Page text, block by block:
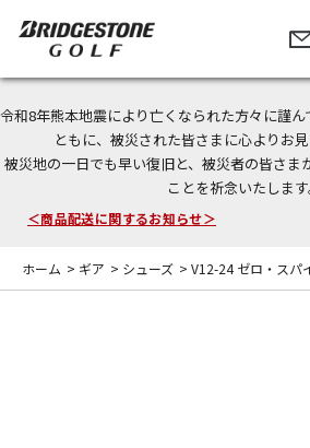
令和8年熊本地震により亡くなられた方々に謹
ともに、被災された皆さまに心よりお見
被災地の一日でも早い復旧と、被災者の皆さま
ことを祈念いたします
今なら新規会員登録で1,000円OFFクーポン
＜商品配送に関するお知らせ＞
＜夏季休暇中のご注文・発送・お問い合わせ＞
ホーム > ギア > シューズ > V12-24 ゼロ・スパ